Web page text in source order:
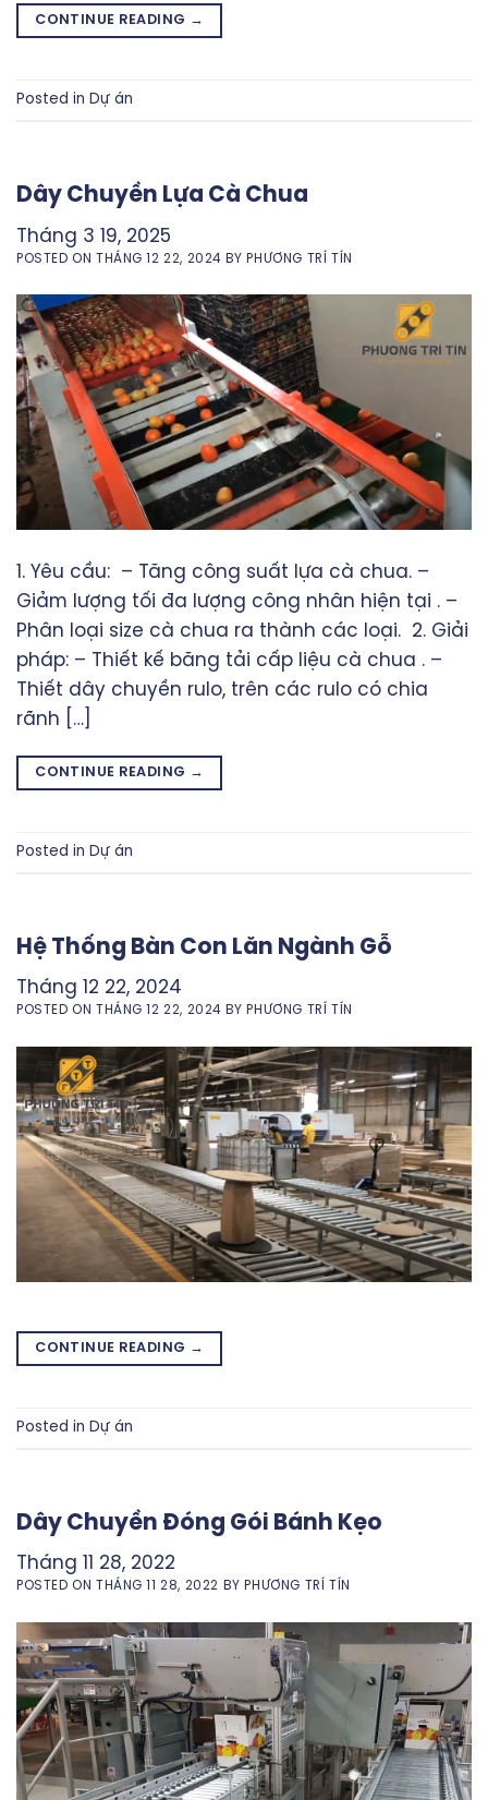
CONTINUE READING →
Posted in Dự án
Dây Chuyền Lựa Cà Chua
Tháng 3 19, 2025
POSTED ON THÁNG 12 22, 2024 BY PHƯƠNG TRÍ TÍN
1. Yêu cầu: – Tăng công suất lựa cà chua. –
Giảm lượng tối đa lượng công nhân hiện tại . –
Phân loại size cà chua ra thành các loại. 2. Giải
pháp: – Thiết kế băng tải cấp liệu cà chua . –
Thiết dây chuyền rulo, trên các rulo có chia
rãnh […]
CONTINUE READING →
Posted in Dự án
Hệ Thống Bàn Con Lăn Ngành Gỗ
Tháng 12 22, 2024
POSTED ON THÁNG 12 22, 2024 BYPHƯƠNG TRÍ TÍN
CONTINUE READING →
Posted in Dự án
Dây Chuyền Đóng Gói Bánh Kẹo
Tháng 11 28, 2022
POSTED ON THÁNG 11 28, 2022 BY PHƯƠNG TRÍ TÍN